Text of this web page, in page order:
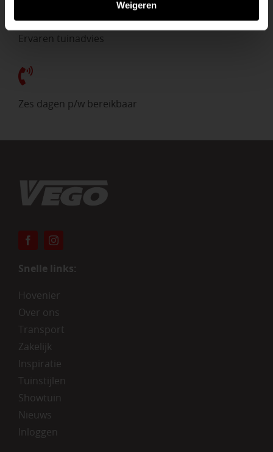
Weigeren
Ervaren tuinadvies
Zes dagen p/w bereikbaar
Snelle links:
Hovenier
Over ons
Transport
Zakelijk
Inspiratie
Tuinstijlen
Showtuin
Nieuws
Inloggen